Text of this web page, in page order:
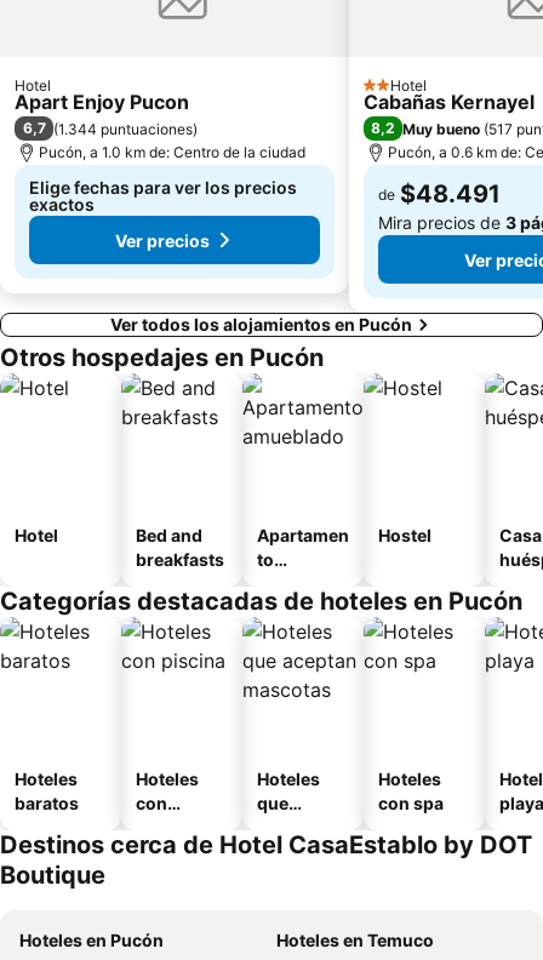
Hotel
Apart Enjoy Pucon
6,7 (1.344 puntuaciones)
Pucón, a 1.0 km de: Centro de la ciudad
Elige fechas para ver los precios
exactos
Ver precios
2 Estrellas
Hotel
Cabañas Kernayel
8,2 Muy bueno (517
Pucón, a 0.6 km de:
de $48.491
Mira precios de 3
Ver
Ver todos los alojamientos en Pucón
Otros hospedajes en Pucón
Hotel
Bed and
breakfasts
Apartamen
to
o
Hostel
Categorías destacadas de hoteles en Pucón
Hoteles
baratos
Hoteles
con
Hoteles
que
mascotas
Hoteles
con spa
playa
Destinos cerca de Hotel CasaEstablo by DOT
Boutique
Hoteles en Pucón
Hoteles en Temuco